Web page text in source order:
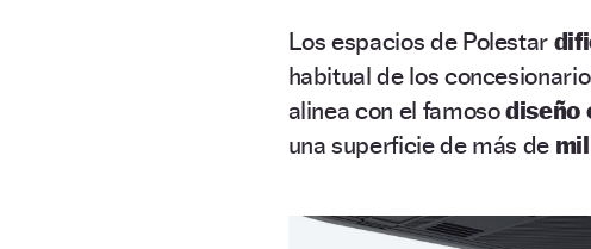
Los espacios de Polestar
habitual de los
alinea con el famosodiseño
una superficie de más de